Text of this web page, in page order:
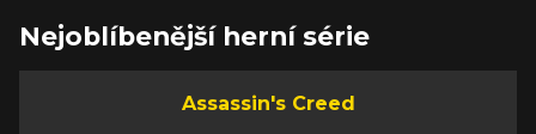
Nejoblíbenější herní série
Assassin's Creed